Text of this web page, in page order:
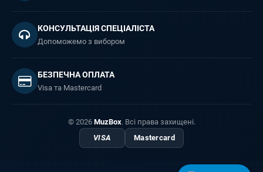
КОНСУЛЬТАЦІЯ СПЕЦІАЛІСТА
Допоможемо з вибором
БЕЗПЕЧНА ОПЛАТА
Visa та Mastercard
© 2026 MuzBox. Всі права захищені.
VISA
Mastercard